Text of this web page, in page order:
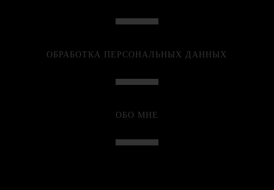
ОБРАБОТКА ПЕРСОНАЛЬНЫХ ДАННЫХ
ОБО МНЕ